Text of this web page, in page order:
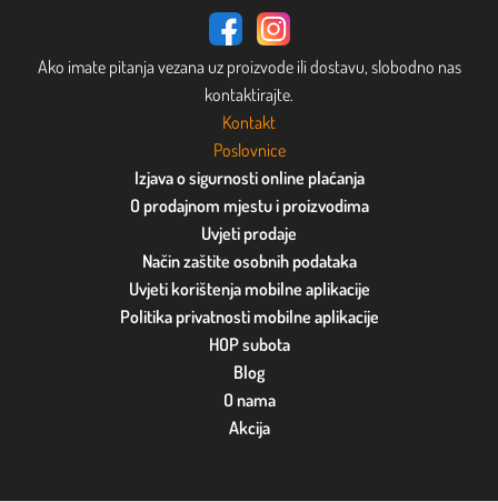
Ako imate pitanja vezana uz proizvode ili dostavu, slobodno nas
kontaktirajte.
Kontakt
Poslovnice
Izjava o sigurnosti online plaćanja
O prodajnom mjestu i proizvodima
Uvjeti prodaje
Način zaštite osobnih podataka
Uvjeti korištenja mobilne aplikacije
Politika privatnosti mobilne aplikacije
HOP subota
Blog
O nama
Akcija